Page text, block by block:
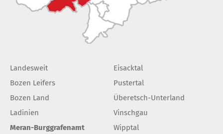
Landesweit
Bozen Leifers
Bozen Land
Ladinien
Meran-Burggrafenamt
Eisacktal
Pustertal
Überetsch-Unterland
Vinschgau
Wipptal